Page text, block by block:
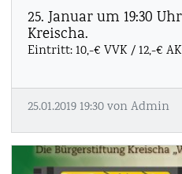
25. Januar um 19:30
Kreischa.
Eintritt: 10,-€ VVK / 12,-€ AK
25.01.2019 19:30von Admin